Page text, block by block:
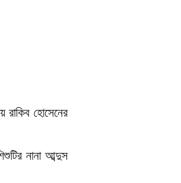
রাকিব হোসেনের
নানা আব্দুস